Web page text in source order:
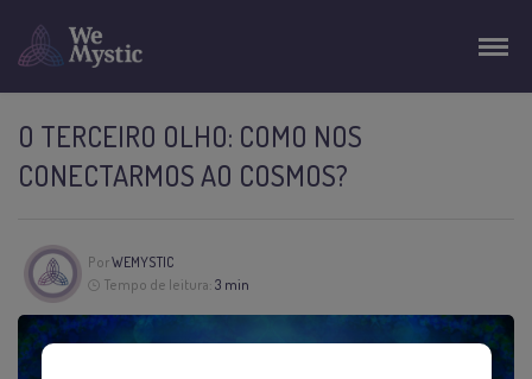
O TERCEIRO OLHO: COMO NOS
CONECTARMOS AO COSMOS?
PorWEMYSTIC
Tempo de leitura: 3 min